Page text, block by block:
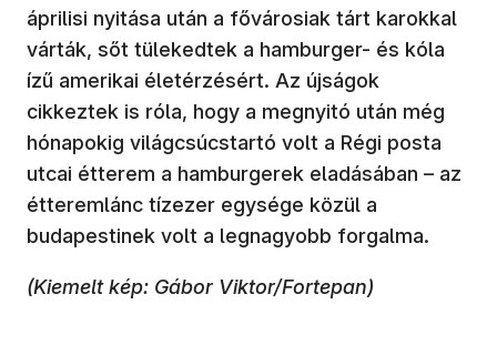
áprilisi nyitása után a fővárosiak tárt karokkal
várták, sőt tülekedtek a hamburger- és kóla
ízű amerikai életérzésért. Az újságok
cikkeztek is róla, hogy a megnyitó után még
hónapokig világcsúcstartó volt a Régi posta
utcai étterem a hamburgerek eladásában – az
étteremlánc tízezer egysége közül a
budapestinek volt a legnagyobb forgalma.
(Kiemelt kép: Gábor Viktor/Fortepan)